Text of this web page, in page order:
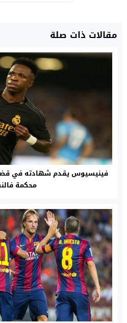
مقالات ذات صلة
فينيسيوس يقدم شهادته في
محكمة